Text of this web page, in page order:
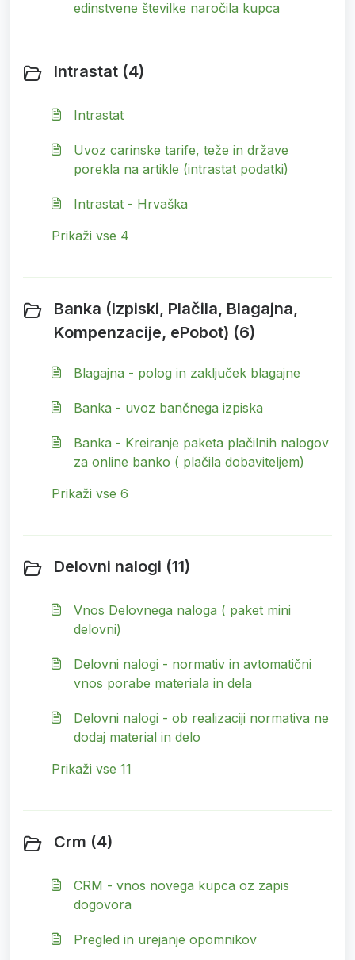
edinstvene številke naročila kupca
Intrastat (4)
Intrastat
Uvoz carinske tarife, teže in države
porekla na artikle (intrastat podatki)
Intrastat - Hrvaška
Prikaži vse 4
Banka (Izpiski, Plačila, Blagajna,
Kompenzacije, ePobot) (6)
Blagajna - polog in zaključek blagajne
Banka - uvoz bančnega izpiska
Banka - Kreiranje paketa plačilnih nalogov
za online banko ( plačila dobaviteljem)
Prikaži vse 6
Delovni nalogi (11)
Vnos Delovnega naloga ( paket mini
delovni)
Delovni nalogi - normativ in avtomatični
vnos porabe materiala in dela
Delovni nalogi - ob realizaciji normativa ne
dodaj material in delo
Prikaži vse 11
Crm (4)
CRM - vnos novega kupca oz zapis
dogovora
Pregled in urejanje opomnikov